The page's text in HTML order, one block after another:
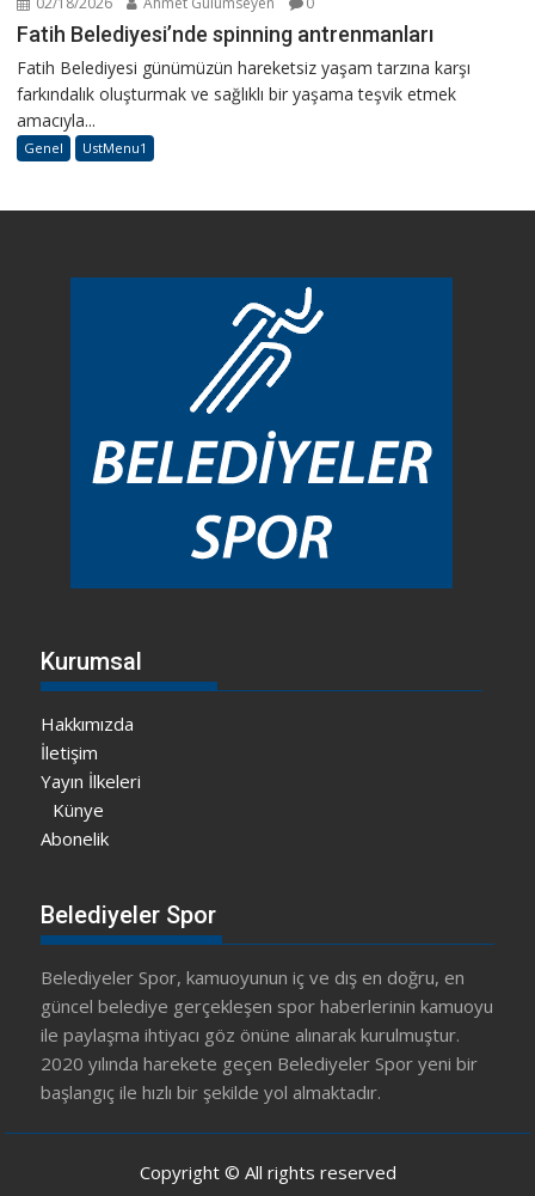
Fatih Belediyesi’nde spinning antrenmanları
Fatih Belediyesi günümüzün hareketsiz yaşam tarzına karşı
farkındalık oluşturmak ve sağlıklı bir yaşama teşvik etmek
amacıyla...
Genel UstMenu1
Kurumsal
Hakkımızda
İletişim
Yayın İlkeleri
Künye
Abonelik
Belediyeler Spor
Belediyeler Spor, kamuoyunun iç ve dış en doğru, en
güncel belediye gerçekleşen spor haberlerinin kamuoyu
ile paylaşma ihtiyacı göz önüne alınarak kurulmuştur.
2020 yılında harekete geçen Belediyeler Spor yeni bir
başlangıç ile hızlı bir şekilde yol almaktadır.
Copyright © All rights reserved